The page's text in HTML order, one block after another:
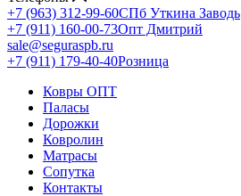
+7 (963) 312-99-60СПб Уткина Заводь
+7 (911) 160-00-73Опт Дмитрий
sale@seguraspb.ru
+7 (911) 179-40-40Розница
Ковры ОПТ
Паласы
Дорожки
Ковролин
Матрасы
Сопутка
Контакты